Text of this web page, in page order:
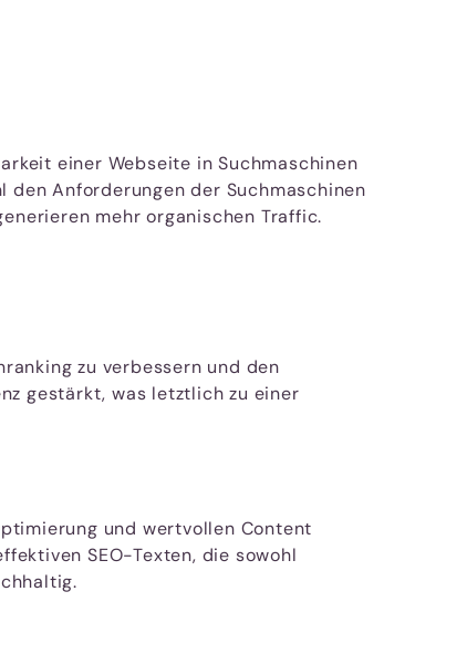
einer Webseite in Suchmaschinen
Anforderungen der Suchmaschinen
mehr organischen Traffic.
zu verbessern und den
gestärkt, was letztlich zu einer
und wertvollen Content
SEO-Texten, die sowohl